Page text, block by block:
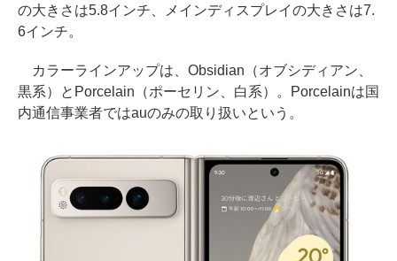
の大きさは5.8インチ、メインディスプレイの大きさは7.
6インチ。
カラーラインアップは、Obsidian（オブシディアン、
黒系）とPorcelain（ポーセリン、白系）。Porcelainは国
内通信事業者ではauのみの取り扱いという。